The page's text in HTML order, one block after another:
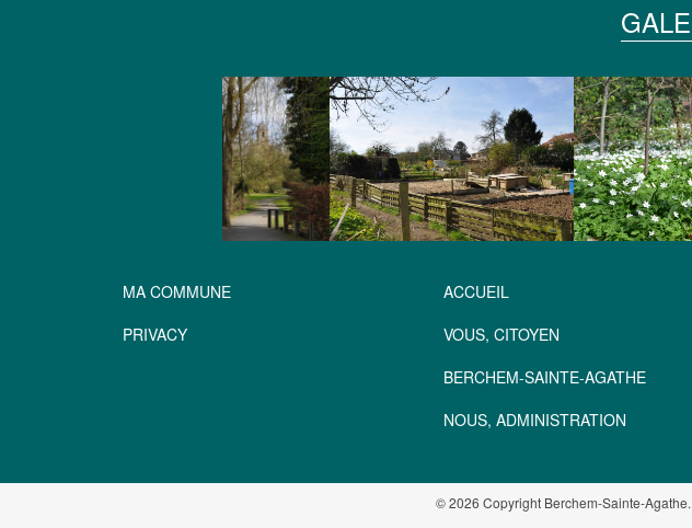
MA COMMUNE
PRIVACY
ACCUEIL
VOUS, CITOYEN
BERCHEM-SAINTE-AGATHE
NOUS, ADMINISTRATION
© 2026 Copyright Berchem-Sainte-Agathe.